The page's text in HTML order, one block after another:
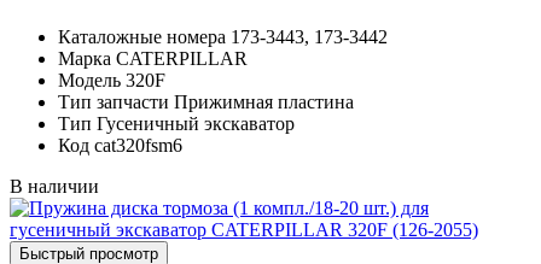
Каталожные номера 173-3443, 173-3442
Марка CATERPILLAR
Модель 320F
Тип запчасти Прижимная пластина
Тип Гусеничный экскаватор
Код cat320fsm6
В наличии